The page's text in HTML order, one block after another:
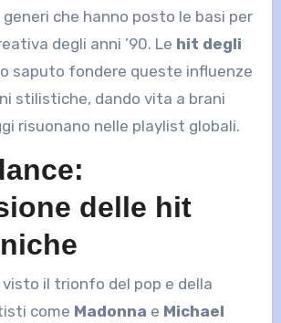
generi che hanno posto le basi per
degli anni ’90. Le hit degli
saputo fondere queste influenze
stilistiche, dando vita a brani
risuonano nelle playlist globali.
delle hit
visto il trionfo del pop e della
come Madonna e Michael